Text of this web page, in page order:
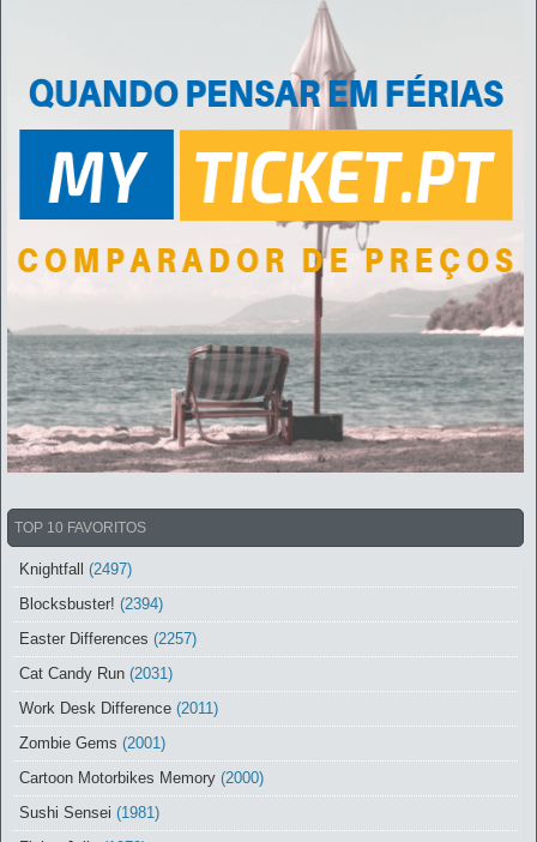
TOP 10 FAVORITOS
Knightfall (2497)
Blocksbuster! (2394)
Easter Differences (2257)
Cat Candy Run (2031)
Work Desk Difference (2011)
Zombie Gems (2001)
Cartoon Motorbikes Memory (2000)
Sushi Sensei (1981)